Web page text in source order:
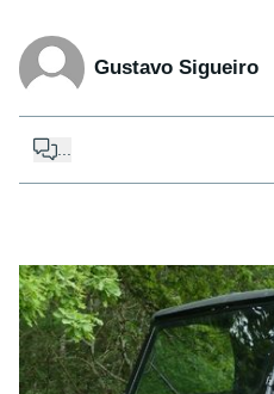
Gustavo Sigueiro